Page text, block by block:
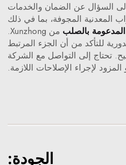
السؤال عن الضمان والخدمات
المعدنية المجوفة، بما في ذلك
المدعومة بالصلب
من Xunzhong.
للتأكد من أن الجزء المرتبط
تحتاج إلى التواصل مع الشركة
لإجراء الإصلاحات اللازمة.
الجودة: